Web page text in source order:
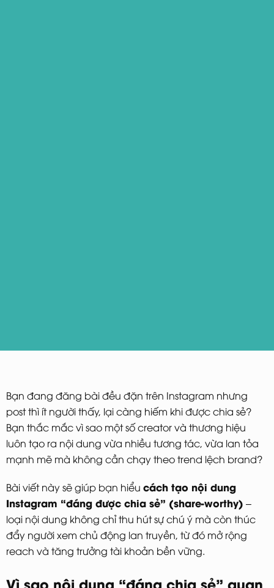
Bạn đang đăng bài đều đặn trên Instagram nhưng
post thì ít người thấy, lại càng hiếm khi được chia sẻ?
Bạn thắc mắc vì sao một số creator và thương hiệu
luôn tạo ra nội dung vừa nhiều tương tác, vừa lan tỏa
mạnh mẽ mà không cần chạy theo trend lệch brand?
Bài viết này sẽ giúp bạn hiểu cách tạo nội dung
Instagram “đáng được chia sẻ” (share-worthy) –
loại nội dung không chỉ thu hút sự chú ý mà còn thúc
đẩy người xem chủ động lan truyền, từ đó mở rộng
reach và tăng trưởng tài khoản bền vững.
Vì sao nội dung “đáng chia sẻ” quan